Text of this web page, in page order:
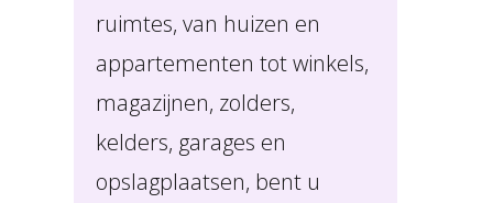
ruimtes, van huizen en
appartementen tot winkels,
magazijnen, zolders,
kelders, garages en
opslagplaatsen, bent u